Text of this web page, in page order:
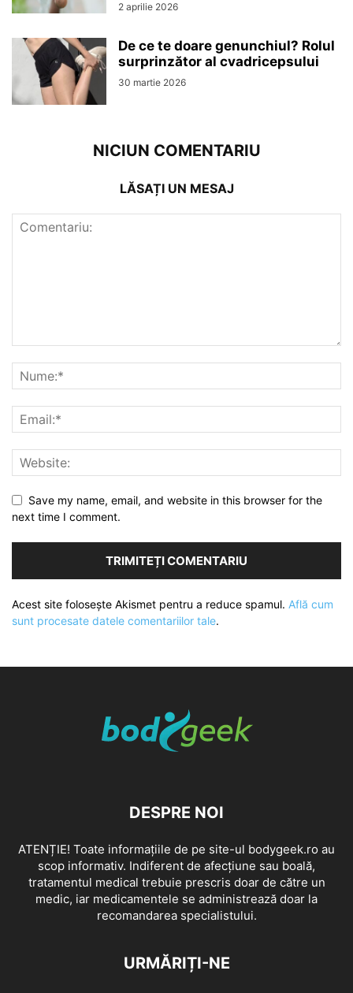
2 aprilie 2026
De ce te doare genunchiul? Rolul
surprinzător al cvadricepsului
30 martie 2026
NICIUN COMENTARIU
LĂSAȚI UN MESAJ
Save my name, email, and website in this browser for the
next time I comment.
Acest site folosește Akismet pentru a reduce spamul. Află cum
sunt procesate datele comentariilor tale.
DESPRE NOI
ATENȚIE! Toate informațiile de pe site-ul bodygeek.ro au
scop informativ. Indiferent de afecțiune sau boală,
tratamentul medical trebuie prescris doar de către un
medic, iar medicamentele se administrează doar la
recomandarea specialistului.
URMĂRIȚI-NE